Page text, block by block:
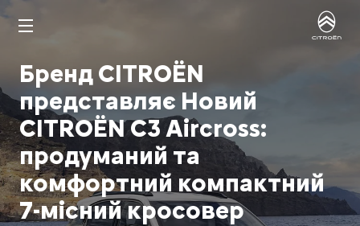
Бренд CITROЁN
представляє Новий
CITROЁN C3 Aircross:
продуманий та
комфортний компактний
7-місний кросовер